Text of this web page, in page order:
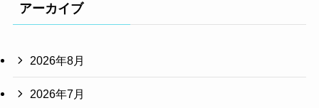
アーカイブ
2026年8月
2026年7月